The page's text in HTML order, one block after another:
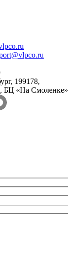
199178,
БЦ «На Смоленке»